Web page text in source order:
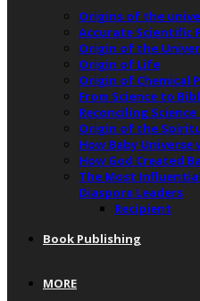
Origins of the
Accurate Scientific
Origin of the
Origin of Life
Origin of Chemical
From Science to
Reconciling
Origin of the
How Baby Universe
How God Created
The Most
Diaspora Leaders
Recipient
Book Publishing
MORE